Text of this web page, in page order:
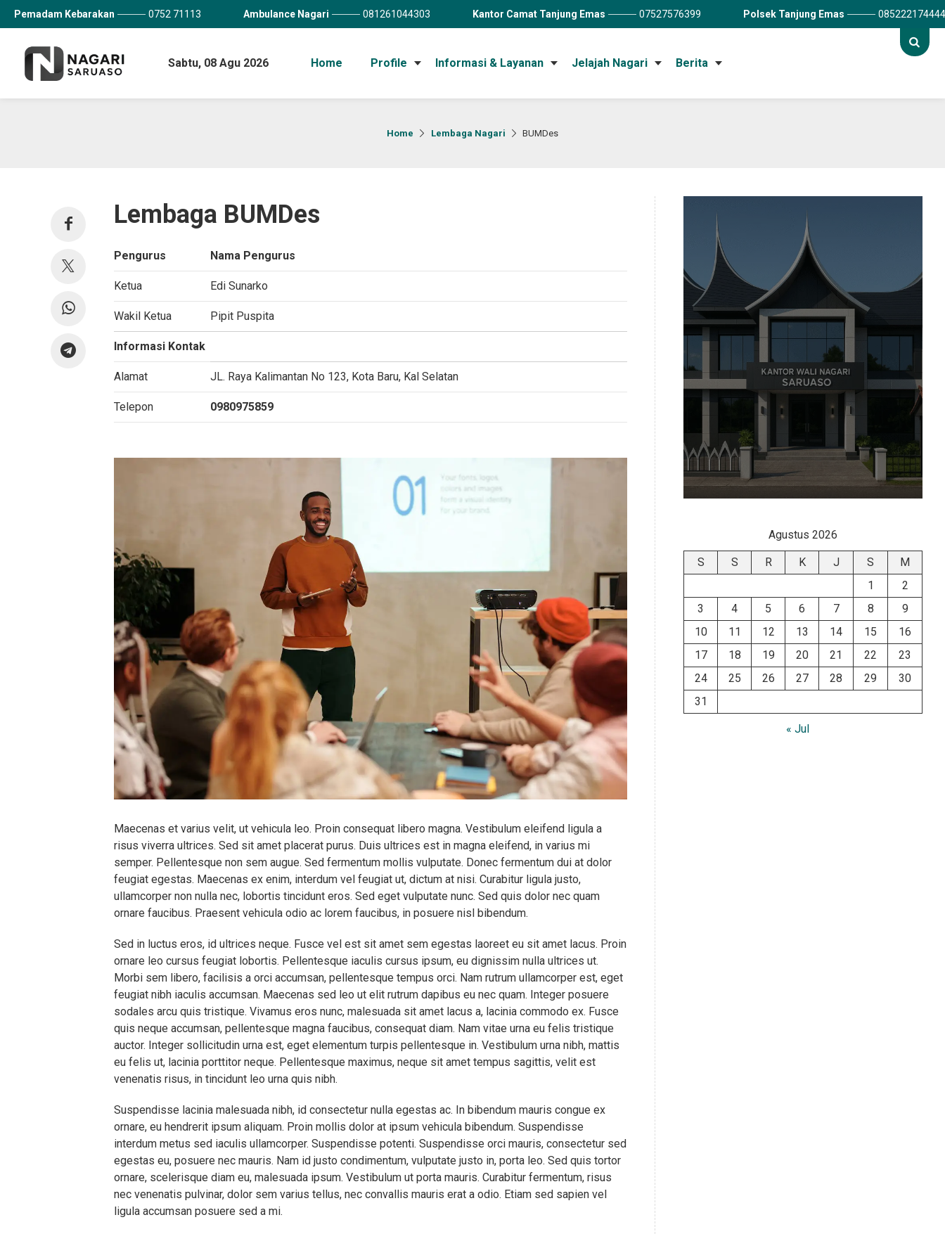
Pemadam Kebarakan 0752 71113 Ambulance Nagari 081261044303 Kantor Camat Tanjung Emas 07527576399 Polsek Tanjung Emas 085222174444
Sabtu, 08 Agu 2026 Home Profile Informasi & Layanan Jelajah Nagari Berita
Home Lembaga Nagari BUMDes
Lembaga BUMDes
Pengurus Nama Pengurus
Ketua Edi Sunarko
Wakil Ketua Pipit Puspita
Informasi Kontak
Alamat JL. Raya Kalimantan No 123, Kota Baru, Kal Selatan
Telepon 0980975859
Maecenas et varius velit, ut vehicula leo. Proin consequat libero magna. Vestibulum eleifend ligula a
risus viverra ultrices. Sed sit amet placerat purus. Duis ultrices est in magna eleifend, in varius mi
semper. Pellentesque non sem augue. Sed fermentum mollis vulputate. Donec fermentum dui at dolor
feugiat egestas. Maecenas ex enim, interdum vel feugiat ut, dictum at nisi. Curabitur ligula justo,
ullamcorper non nulla nec, lobortis tincidunt eros. Sed eget vulputate nunc. Sed quis dolor nec quam
ornare faucibus. Praesent vehicula odio ac lorem faucibus, in posuere nisl bibendum.
Sed in luctus eros, id ultrices neque. Fusce vel est sit amet sem egestas laoreet eu sit amet lacus. Proin
ornare leo cursus feugiat lobortis. Pellentesque iaculis cursus ipsum, eu dignissim nulla ultrices ut.
Morbi sem libero, facilisis a orci accumsan, pellentesque tempus orci. Nam rutrum ullamcorper est, eget
feugiat nibh iaculis accumsan. Maecenas sed leo ut elit rutrum dapibus eu nec quam. Integer posuere
sodales arcu quis tristique. Vivamus eros nunc, malesuada sit amet lacus a, lacinia commodo ex. Fusce
quis neque accumsan, pellentesque magna faucibus, consequat diam. Nam vitae urna eu felis tristique
auctor. Integer sollicitudin urna est, eget elementum turpis pellentesque in. Vestibulum urna nibh, mattis
eu felis ut, lacinia porttitor neque. Pellentesque maximus, neque sit amet tempus sagittis, velit est
venenatis risus, in tincidunt leo urna quis nibh.
Suspendisse lacinia malesuada nibh, id consectetur nulla egestas ac. In bibendum mauris congue ex
ornare, eu hendrerit ipsum aliquam. Proin mollis dolor at ipsum vehicula bibendum. Suspendisse
interdum metus sed iaculis ullamcorper. Suspendisse potenti. Suspendisse orci mauris, consectetur sed
egestas eu, posuere nec mauris. Nam id justo condimentum, vulputate justo in, porta leo. Sed quis tortor
ornare, scelerisque diam eu, malesuada ipsum. Vestibulum ut porta mauris. Curabitur fermentum, risus
nec venenatis pulvinar, dolor sem varius tellus, nec convallis mauris erat a odio. Etiam sed sapien vel
ligula accumsan posuere sed a mi.
Agustus 2026
S S R K J S
M
1
2
3
4 5 6 7 8
9
10
11 12 13 14 15
16
17
18 19 20 21 22
23
24
25 26 27 28 29
30
31
« Jul